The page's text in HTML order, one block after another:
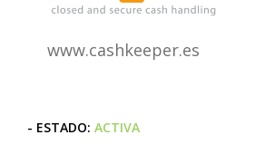
www.cashkeeper.es
- ESTADO: ACTIVA